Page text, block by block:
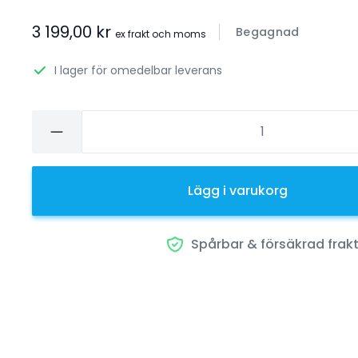
3 199,00 kr ex frakt och moms Begagnad
I lager för omedelbar leverans
Lägg i varukorg
Spårbar & försäkrad frakt